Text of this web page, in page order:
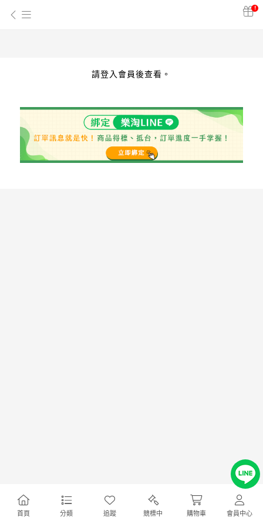
!
首頁 分類 追蹤 競標中 購物車 會員中心
請登入會員後查看。